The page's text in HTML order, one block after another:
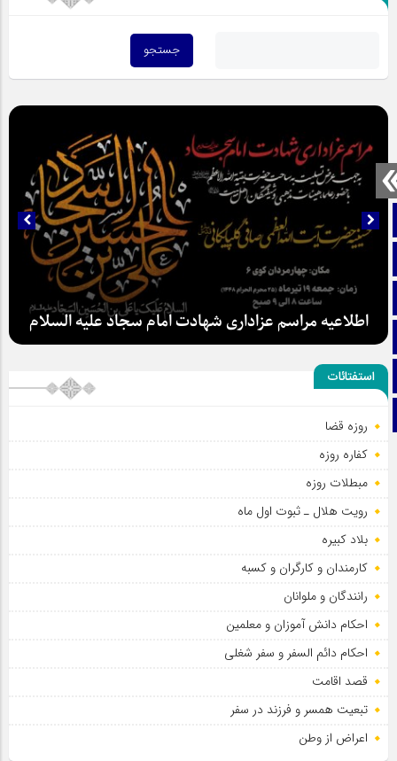
صفحه نخست
آپارات
اینستاگرام
اطلاعیه مراسم عزاداری شهادت امام سجاد علیه السلام
استفتائات
روزه قضا
کفاره روزه
مبطلات روزه
رویت هلال ـ ثبوت اول ماه
بلاد کبیره
کارمندان و کارگران و کسبه
رانندگان و ملوانان
احکام دانش آموزان و معلمین
احکام دائم السفر و سفر شغلی
قصد اقامت
تبعیت همسر و فرزند در سفر
اعراض از وطن